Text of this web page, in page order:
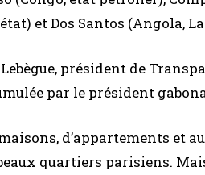
et Dos Santos (Angola,
président de
par le président
d’appartements et
quartiers parisiens.